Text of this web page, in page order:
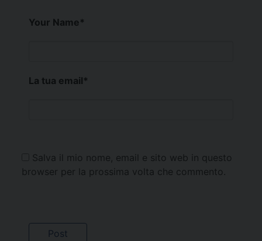
Your Name*
La tua email*
Salva il mio nome, email e sito web in questo
browser per la prossima volta che commento.